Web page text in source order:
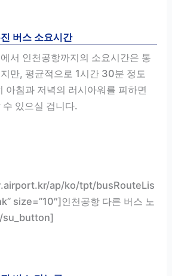
버스 소요시간
서 인천공항까지의 소요시간은 통
만, 평균적으로 1시간 30분 정도
아침과 저녁의 러시아워를 피하면
있으실 겁니다.
ap/ko/tpt/busRouteLis
size=”10″]인천공항 다른 버스 노
su_button]